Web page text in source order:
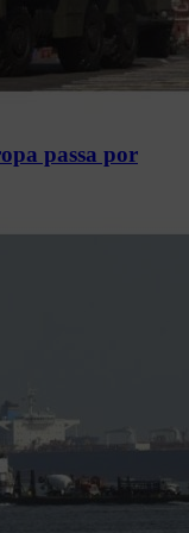
passa por